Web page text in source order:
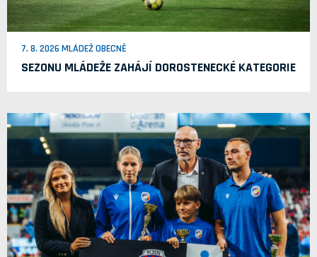
7. 8. 2026 MLÁDEŽ OBECNĚ
SEZONU MLÁDEŽE ZAHÁJÍ DOROSTENECKÉ KATEGORIE